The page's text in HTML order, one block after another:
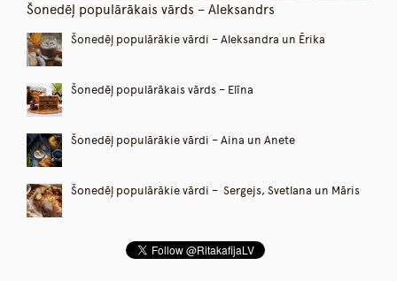
Šonedēļ populārākais vārds – Aleksandrs
Šonedēļ populārākie vārdi – Aleksandra un Ērika
Šonedēļ populārākais vārds – Elīna
Šonedēļ populārākie vārdi – Aina un Anete
Šonedēļ populārākie vārdi – Sergejs, Svetlana un Māris